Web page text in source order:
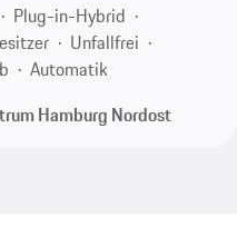
Plug-in-Hybrid
Unfallfrei
Automatik
Hamburg Nordost